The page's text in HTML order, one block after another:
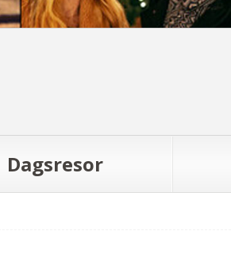
Dagsresor